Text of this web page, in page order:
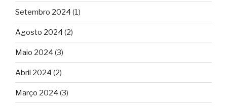
Setembro 2024 (1)
Agosto 2024 (2)
Maio 2024 (3)
Abril 2024 (2)
Março 2024 (3)